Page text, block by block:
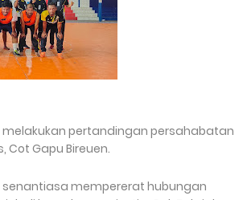
melakukan pertandingan persahabatan
Cot Gapu Bireuen.
mempererat hubungan